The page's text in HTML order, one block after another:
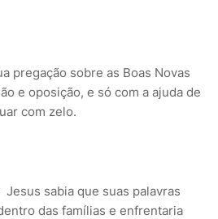
pregação sobre as Boas Novas
e oposição, e só com a ajuda de
com zelo.
Jesus sabia que suas palavras
das famílias e enfrentaria